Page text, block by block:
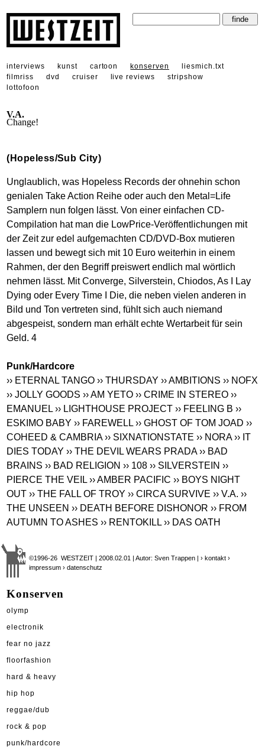
interviews kunst cartoon konserven
liesmich.txt
filmriss
dvd cruiser live reviews
stripshow
lottofoon
V.A.
Change!
(Hopeless/Sub City)
Unglaublich, was Hopeless Records der ohnehin schon
genialen Take Action Reihe oder auch den Metal=Life
Samplern nun folgen lässt. Von einer einfachen CD-
Compilation hat man die LowPrice-Veröffentlichungen mit
der Zeit zur edel aufgemachten CD/DVD-Box mutieren
lassen und bewegt sich mit 10 Euro weiterhin in einem
Rahmen, der den Begriff preiswert endlich mal wörtlich
nehmen lässt. Mit Converge, Silverstein, Chiodos, As I Lay
Dying oder Every Time I Die, die neben vielen anderen in
Bild und Ton vertreten sind, fühlt sich auch niemand
abgespeist, sondern man erhält echte Wertarbeit für sein
Geld. 4
Punk/Hardcore
›› ETERNAL TANGO ›› THURSDAY ›› AMBITIONS ›› NOFX
›› JOLLY GOODS ›› AM YETO ›› CRIME IN STEREO ››
EMANUEL ›› LIGHTHOUSE PROJECT ›› FEELING B ››
ESKIMO BABY ›› FAREWELL ›› GHOST OF TOM JOAD ››
COHEED & CAMBRIA ›› SIXNATIONSTATE ›› NORA ›› IT
DIES TODAY ›› THE DEVIL WEARS PRADA ›› BAD
BRAINS ›› BAD RELIGION ›› 108 ›› SILVERSTEIN ››
PIERCE THE VEIL ›› AMBER PACIFIC ›› BOYS NIGHT
OUT ›› THE FALL OF TROY ›› CIRCA SURVIVE ›› V.A. ››
THE UNSEEN ›› DEATH BEFORE DISHONOR ›› FROM
AUTUMN TO ASHES ›› RENTOKILL ›› DAS OATH
©1996-26 WESTZEIT | 2008.02.01 | Autor: Sven Trappen |› kontakt ›
impressum › datenschutz
Konserven
olymp
electronik
fear no jazz
floorfashion
hard & heavy
hip hop
reggae/dub
rock & pop
punk/hardcore